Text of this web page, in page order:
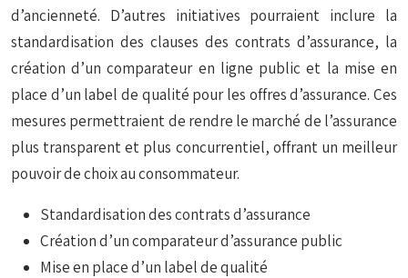
d’ancienneté. D’autres initiatives pourraient inclure la
standardisation des clauses des contrats d’assurance, la
création d’un comparateur en ligne public et la mise en
place d’un label de qualité pour les offres d’assurance. Ces
mesures permettraient de rendre le marché de l’assurance
plus transparent et plus concurrentiel, offrant un meilleur
pouvoir de choix au consommateur.
Standardisation des contrats d’assurance
Création d’un comparateur d’assurance public
Mise en place d’un label de qualité